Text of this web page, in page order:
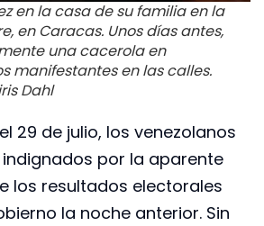
en la casa de su familia en la
en Caracas. Unos días antes,
una cacerola en
manifestantes en las calles.
Dahl
29 de julio, los venezolanos
por la aparente
los resultados electorales
la noche anterior. Sin